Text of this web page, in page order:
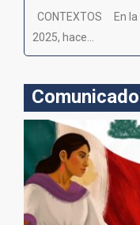
CONTEXTOS En la
2025, hace...